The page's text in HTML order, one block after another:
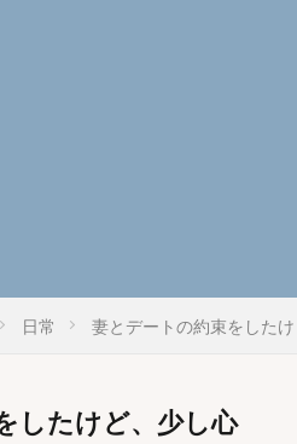
日常 妻とデートの約束をした
したけど、少し心